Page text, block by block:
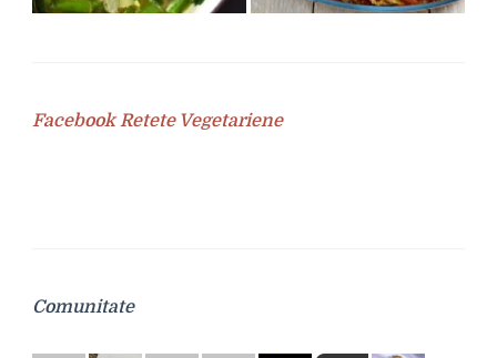
Facebook Retete Vegetariene
Comunitate